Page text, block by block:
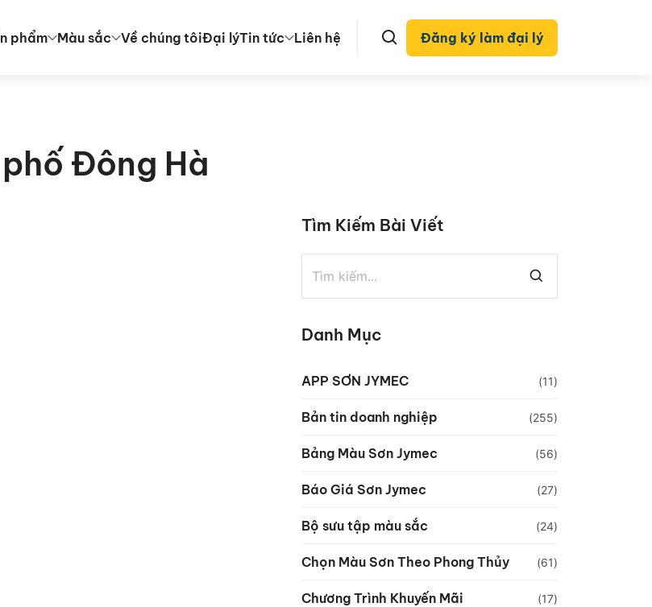
phẩm Màu sắc Về chúng tôiĐại lýTin tức Liên hệ Đăng ký làm đại lý
Đông Hà
Tìm Kiếm Bài Viết
Danh Mục
APP SƠN JYMEC (11)
Bản tin doanh nghiệp (255)
Bảng Màu Sơn Jymec (56)
Báo Giá Sơn Jymec (27)
Bộ sưu tập màu sắc (24)
Chọn Màu Sơn Theo Phong Thủy (61)
Chương Trình Khuyến Mãi (17)